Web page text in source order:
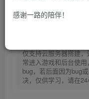
购买前请先看完新手
仅支持云服务器搭建
常进入游戏和后台使
bug，若后面因为bug
决，仅供学习，请在24
感谢一路的陪伴！